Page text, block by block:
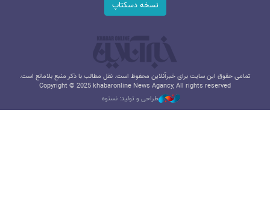
نسخه دسکتاپ
تمامی حقوق این سایت برای خبرآنلاین محفوظ است. نقل مطالب با ذکر منبع بلامانع است.
Copyright © 2025 khabaronline News Agancy, All rights reserved
طراحی و تولید: نستوه